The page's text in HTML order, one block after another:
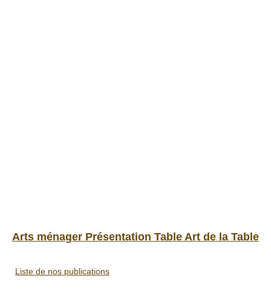
Arts ménager Présentation Table Art de la Table
Liste de nos publications